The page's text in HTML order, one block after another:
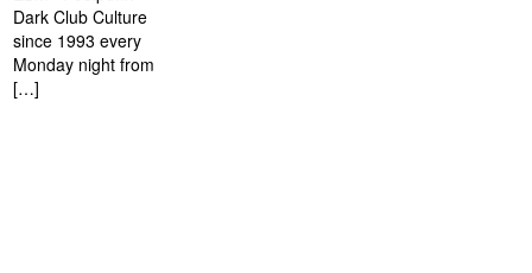
Dark Club Culture
since 1993 every
Monday night from
[…]